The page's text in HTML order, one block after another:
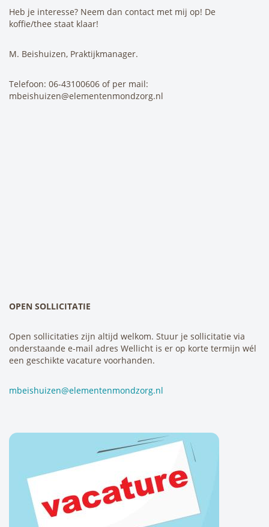
Heb je interesse? Neem dan contact met mij op! De
koffie/thee staat klaar!
M. Beishuizen, Praktijkmanager.
Telefoon: 06-43100606 of per mail:
mbeishuizen@elementenmondzorg.nl
OPEN SOLLICITATIE
Open sollicitaties zijn altijd welkom. Stuur je sollicitatie via
onderstaande e-mail adres Wellicht is er op korte termijn wél
een geschikte vacature voorhanden.
mbeishuizen@elementenmondzorg.nl